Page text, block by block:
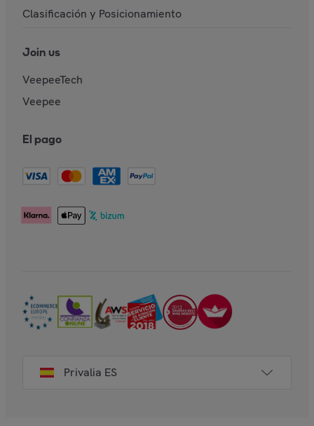
Clasificación y Posicionamiento
Join us
VeepeeTech
Veepee
El pago
Privalia ES